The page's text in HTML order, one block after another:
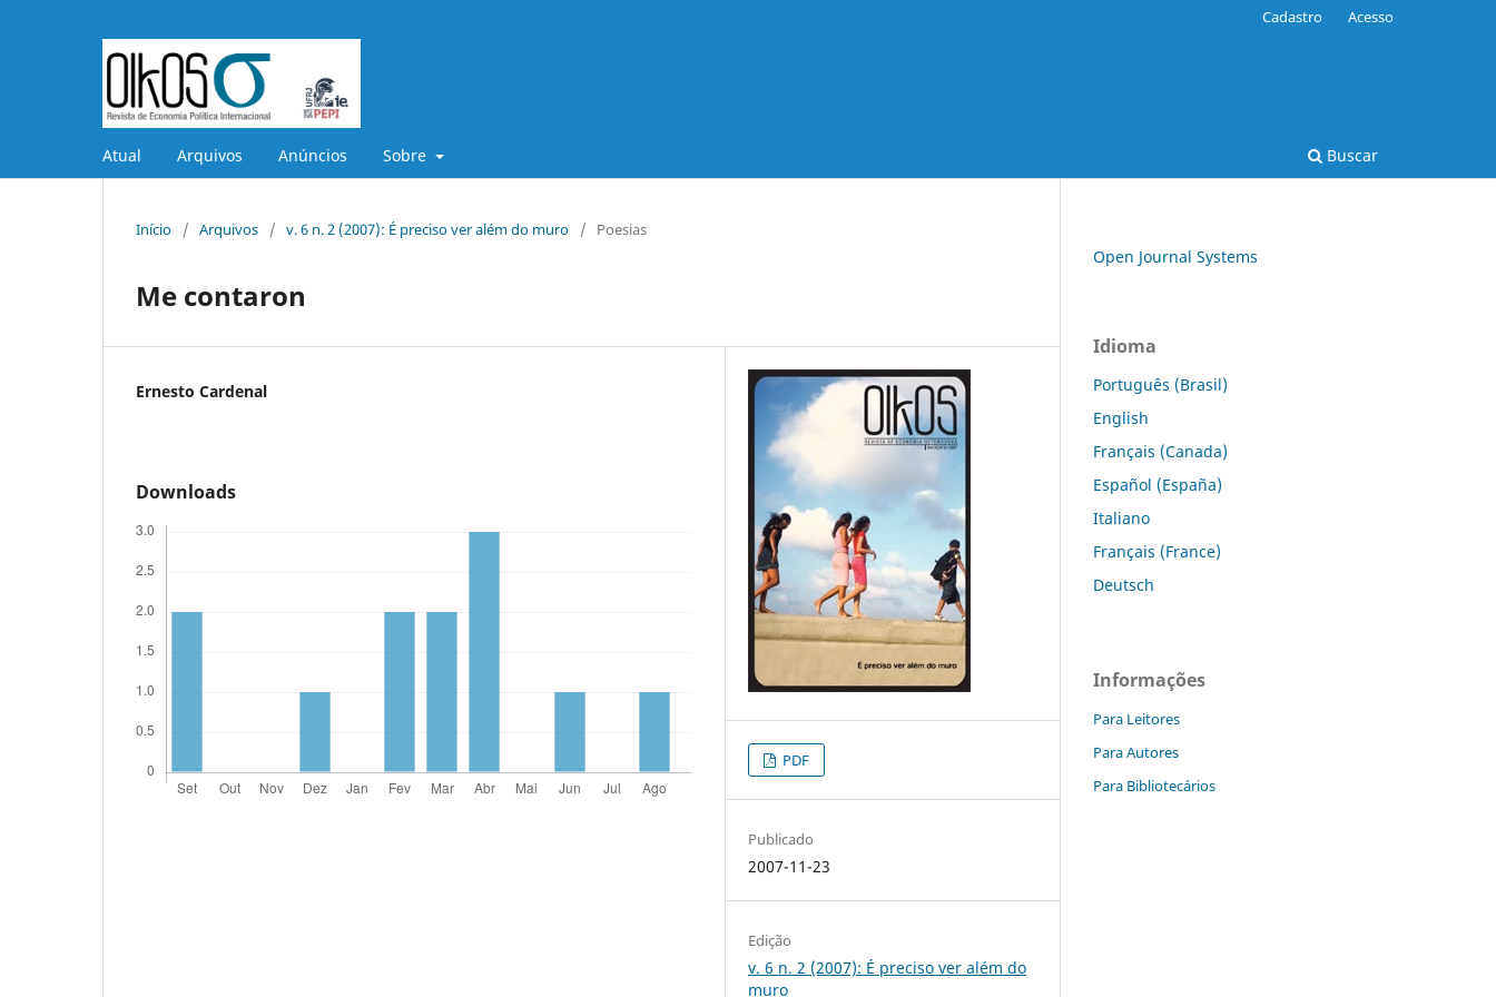
Atual Arquivos Anúncios Sobre Buscar
Cadastro Acesso
Início / Arquivos / v. 6 n. 2 (2007): É preciso ver além do muro / Poesias
Me contaron
Ernesto Cardenal
Downloads
PDF
Publicado
2007-11-23
Edição
v. 6 n. 2 (2007): É preciso ver além do
muro
Open Journal Systems
Idioma
Português (Brasil)
English
Français (Canada)
Español (España)
Italiano
Français (France)
Deutsch
Informações
Para Leitores
Para Autores
Para Bibliotecários